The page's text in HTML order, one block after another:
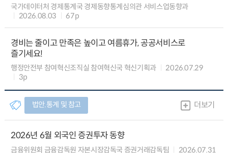
국가데이터처 경제통계국 경제동향통계심의관 서비스업동향과
2026.08.03
67p
경비는 줄이고 만족은 높이고 여름휴가, 공공서비스로
즐기세요!
행정안전부 참여혁신조직실 참여혁신국 혁신기획과
2026.07.29
3p
법안.통계 및 참고 더보기
2026년 6월 외국인 증권투자 동향
금융위원회 금융감독원 자본시장감독국 증권거래감독팀
2026.07.31